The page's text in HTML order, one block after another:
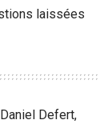
laissées
Defert,